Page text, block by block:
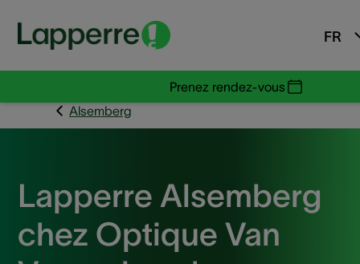
FR
Prenez rendez-vous
Alsemberg
Lapperre Alsemberg
chez Optique Van